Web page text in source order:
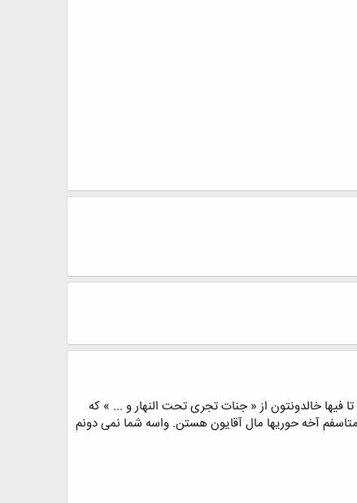
خالدونتون از « جنات تجری تحت النهار و ... » که
آخه حوریها مال آقایون هستن. واسه شما نمی دونم